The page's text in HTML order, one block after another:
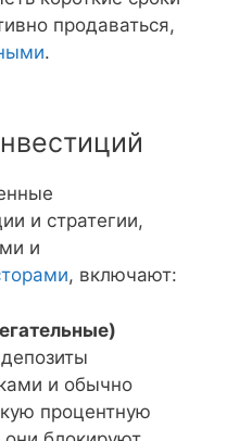
продаваться,
.
и стратегии,
и
, включают:
и обычно
процентную